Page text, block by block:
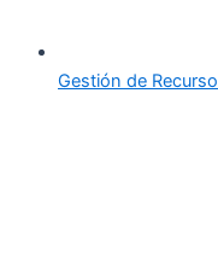
Gestión de